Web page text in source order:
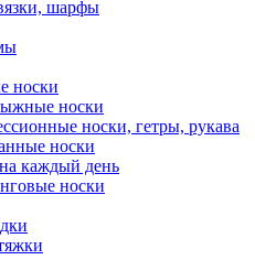
шарфы
носки
носки
носки, гетры, рукава
носки
каждый день
носки